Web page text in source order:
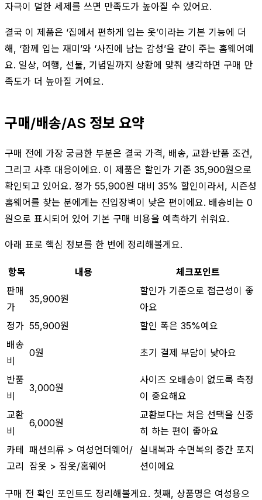
자극이 덜한 세제를 쓰면 만족도가 높아질 수 있어요.
결국 이 제품은 ‘집에서 편하게 입는 옷’이라는 기본 기능에 더
해, ‘함께 입는 재미’와 ‘사진에 남는 감성’을 같이 주는 홈웨어예
요. 일상, 여행, 선물, 기념일까지 상황에 맞춰 생각하면 구매 만
족도가 더 높아질 거예요.
구매/배송/AS 정보 요약
구매 전에 가장 궁금한 부분은 결국 가격, 배송, 교환·반품 조건,
그리고 사후 대응이에요. 이 제품은 할인가 기준 35,900원으로
확인되고 있어요. 정가 55,900원 대비 35% 할인이라서, 시즌성
홈웨어를 찾는 분에게는 진입장벽이 낮은 편이에요. 배송비는 0
원으로 표시되어 있어 기본 구매 비용을 예측하기 쉬워요.
아래 표로 핵심 정보를 한 번에 정리해볼게요.
항목 내용
체크포인트
판매
가
35,900원
할인가 기준으로 접근성이 좋
아요
정가 55,900원
할인 폭은 35%예요
배송
비
0원 초기 결제 부담이 낮아요
반품
비
3,000원
사이즈 오배송이 없도록 측정
이 중요해요
교환
비
6,000원
교환보다는 처음 선택을 신중
히 하는 편이 좋아요
카테
고리
패션의류 > 여성언더웨어/
잠옷 > 잠옷/홈웨어
실내복과 수면복의 중간 포지
션이에요
구매 전 확인 포인트도 정리해볼게요. 첫째, 상품명은 여성용으